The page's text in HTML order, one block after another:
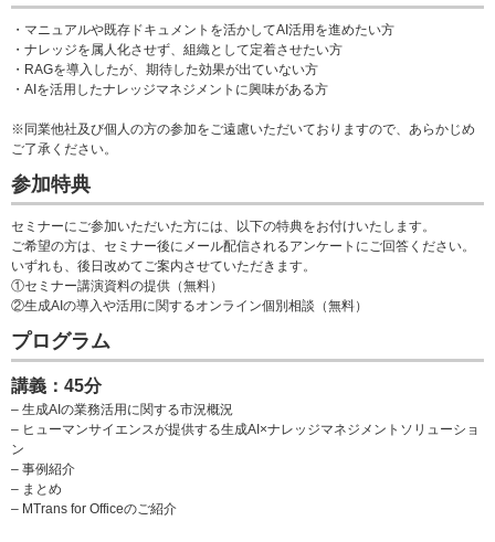
・マニュアルや既存ドキュメントを活かしてAI活用を進めたい方
・ナレッジを属人化させず、組織として定着させたい方
・RAGを導入したが、期待した効果が出ていない方
・AIを活用したナレッジマネジメントに興味がある方
※同業他社及び個人の方の参加をご遠慮いただいておりますので、あらかじめ
ご了承ください。
参加特典
セミナーにご参加いただいた方には、以下の特典をお付けいたします。
ご希望の方は、セミナー後にメール配信されるアンケートにご回答ください。
いずれも、後日改めてご案内させていただきます。
①セミナー講演資料の提供（無料）
②生成AIの導入や活用に関するオンライン個別相談（無料）
プログラム
講義：45分
– 生成AIの業務活用に関する市況概況
– ヒューマンサイエンスが提供する生成AI×ナレッジマネジメントソリューショ
ン
– 事例紹介
– まとめ
– MTrans for Officeのご紹介